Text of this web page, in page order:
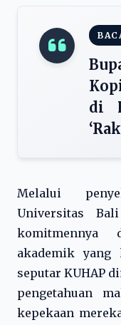
di
Melalui
Universitas
komitmennya
akademik
seputar KUHAP
pengetahuan
kepekaan